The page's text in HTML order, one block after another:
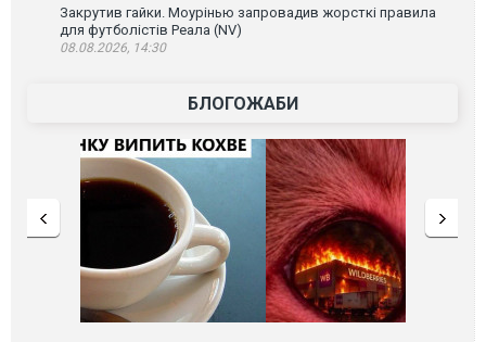
Закрутив гайки. Моурінью запровадив жорсткі правила
для футболістів Реала (NV)
08.08.2026, 14:30
БЛОГОЖАБИ